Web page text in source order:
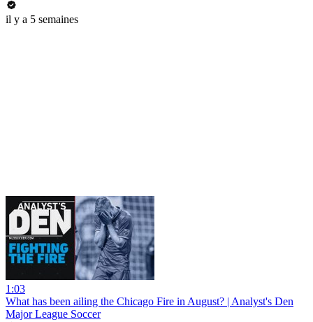
il y a 5 semaines
1:03
What has been ailing the Chicago Fire in August? | Analyst's Den
Major League Soccer